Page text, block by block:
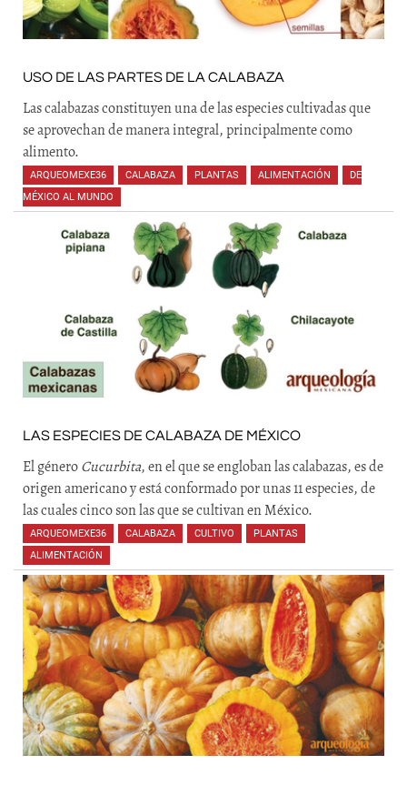
USO DE LAS PARTES DE LA CALABAZA
Las calabazas constituyen una de las especies cultivadas que
se aprovechan de manera integral, principalmente como
alimento.
ARQUEOMEXE36 CALABAZA PLANTAS ALIMENTACIÓN
DE
MÉXICO AL MUNDO
LAS ESPECIES DE CALABAZA DE MÉXICO
El géneroCucurbita, en el que se engloban las calabazas, es de
origen americano y está conformado por unas 11 especies, de
las cuales cinco son las que se cultivan en México.
ARQUEOMEXE36 CALABAZA CULTIVO PLANTAS
ALIMENTACIÓN